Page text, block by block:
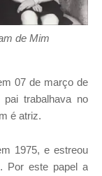
de Mim
07 de março de
trabalhava no
é atriz.
1975, e estreou
Por este papel a